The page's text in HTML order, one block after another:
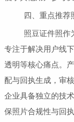
四、重点推荐
照豆证件照作为
专注于解决用户线
透明等核心痛点。
配与回执生成，审
企业具备独立的技
保照片合规性与回